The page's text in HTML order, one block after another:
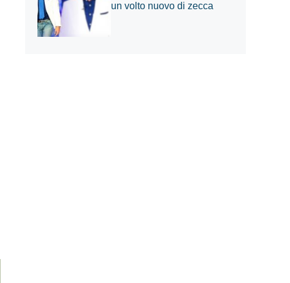
un volto nuovo di zecca